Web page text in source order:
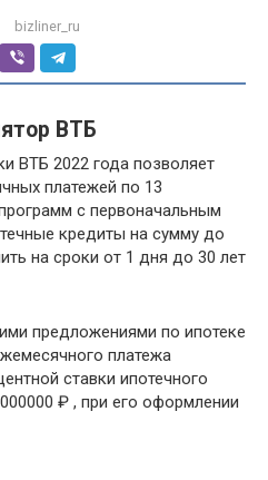
bizliner_ru
ВТБ
ВТБ 2022 года позволяет
платежей по 13
с первоначальным
кредиты на сумму до
на сроки от 1 дня до 30 лет
предложениями по ипотеке
платежа
ставки ипотечного
₽ , при его оформлении